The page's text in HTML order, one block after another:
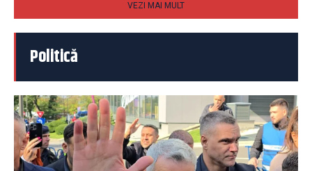
VEZI MAI MULT
Politică